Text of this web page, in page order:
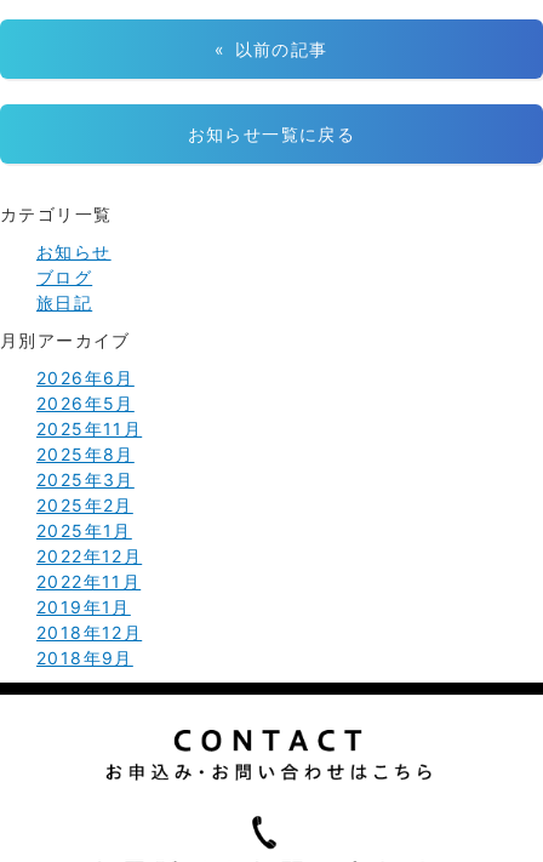
« 以前の記事
お知らせ一覧に戻る
カテゴリ一覧
お知らせ
ブログ
旅日記
月別アーカイブ
2026年6月
2026年5月
2025年11月
2025年8月
2025年3月
2025年2月
2025年1月
2022年12月
2022年11月
2019年1月
2018年12月
2018年9月